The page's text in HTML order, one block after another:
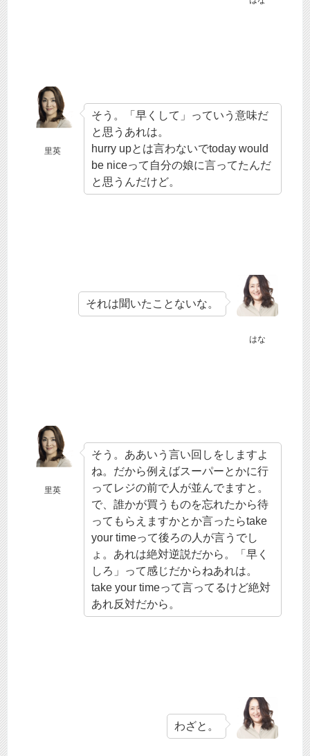
里英
そう。「早くして」っていう意味だ
と思うあれは。
hurry upとは言わないでtoday would
be niceって自分の娘に言ってたんだ
と思うんだけど。
はな
それは聞いたことないな。
里英
そう。ああいう言い回しをしますよ
ね。だから例えばスーパーとかに行
ってレジの前で人が並んでますと。
で、誰かが買うものを忘れたから待
ってもらえますかとか言ったらtake
your timeって後ろの人が言うでし
ょ。あれは絶対逆説だから。「早く
しろ」って感じだからねあれは。
take your timeって言ってるけど絶対
あれ反対だから。
わざと。